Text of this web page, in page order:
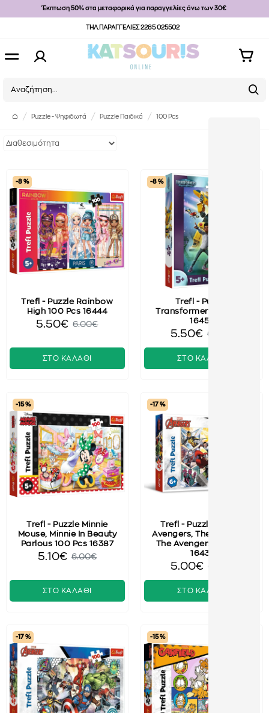
Έκπτωση 50% στα μεταφορικά για παραγγελίες άνω των 30€
ΤΗΛ.ΠΑΡΑΓΓΕΛΙΕΣ 2285 025502
Puzzle - Ψηφιδωτά Puzzle Παιδικά 100 Pcs
-8 %
Trefl - Puzzle Rainbow
High 100 Pcs 16444
5.50€ 6.00€
ΣΤΟ ΚΑΛΑΘΙ
-8 %
Trefl - Puzzle
Transformers 100 Pcs
16457
5.50€ 6.00€
ΣΤΟ ΚΑΛΑΘΙ
-15 %
Trefl - Puzzle Minnie
Mouse, Minnie In Beauty
Parlous 100 Pcs 16387
5.10€ 6.00€
ΣΤΟ ΚΑΛΑΘΙ
-17 %
Trefl - Puzzle Marvel
Αvengers, The Power Of
The Avengers 100 Pcs
16431
5.00€ 6.00€
ΣΤΟ ΚΑΛΑΘΙ
-17 % -15 %